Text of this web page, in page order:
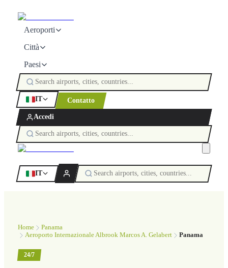
Aeroporti
Città
Paesi
IT Contatto
Accedi
IT
Home
Panama
Aeroporto Internazionale Albrook Marcos A. Gelabert
Panama
24/7